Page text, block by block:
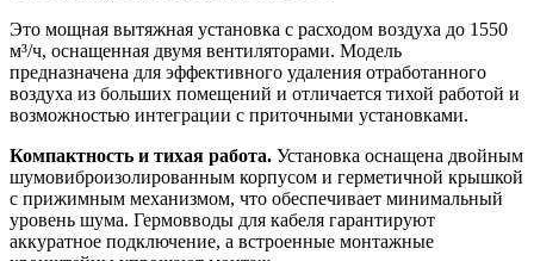
Это мощная вытяжная установка с расходом воздуха до 1550
м³/ч, оснащенная двумя вентиляторами. Модель
предназначена для эффективного удаления отработанного
воздуха из больших помещений и отличается тихой работой и
возможностью интеграции с приточными установками.
Компактность и тихая работа. Установка оснащена двойным
шумовиброизолированным корпусом и герметичной крышкой
с прижимным механизмом, что обеспечивает минимальный
уровень шума. Гермовводы для кабеля гарантируют
аккуратное подключение, а встроенные монтажные